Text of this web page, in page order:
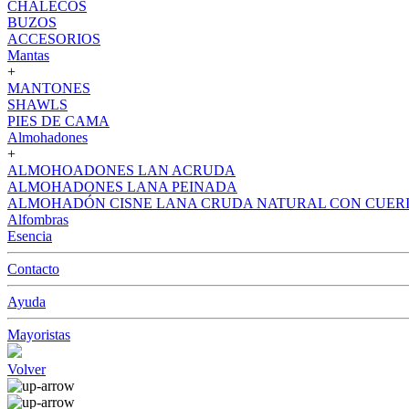
CHALECOS
BUZOS
ACCESORIOS
Mantas
+
MANTONES
SHAWLS
PIES DE CAMA
Almohadones
+
ALMOHOADONES LAN ACRUDA
ALMOHADONES LANA PEINADA
ALMOHADÓN CISNE LANA CRUDA NATURAL CON
Alfombras
Esencia
Contacto
Ayuda
Mayoristas
Volver